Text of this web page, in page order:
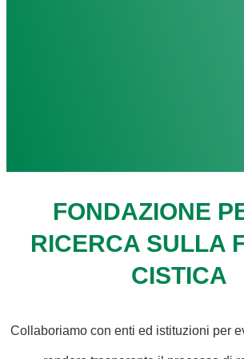
FONDAZIONE
RICERCA SULLA
CISTICA
Collaboriamo con enti ed istituzioni per